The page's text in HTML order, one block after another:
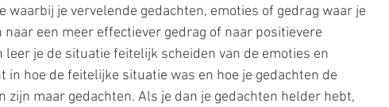
waarbij je vervelende gedachten, emoties of gedrag waar je
een meer effectiever gedrag of naar positievere
leer je de situatie feitelijk scheiden van de emoties en
in hoe de feitelijke situatie was en hoe je gedachten de
zijn maar gedachten. Als je dan je gedachten helder hebt,